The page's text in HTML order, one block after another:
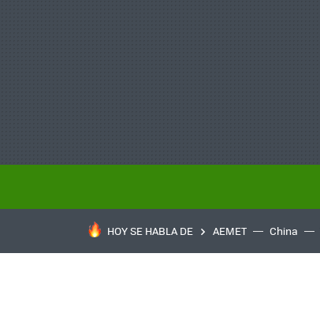
HOY SE HABLA DE AEMET China